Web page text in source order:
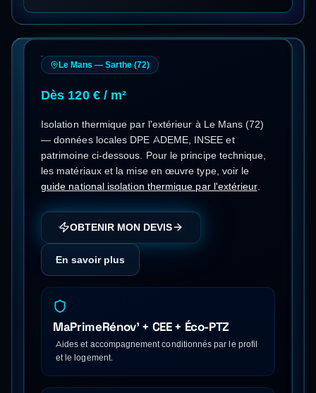
Le Mans — Sarthe (72)
Dès 120 € / m²
Isolation thermique par l'extérieur à Le Mans (72)
— données locales DPE ADEME, INSEE et
patrimoine ci-dessous. Pour le principe technique,
les matériaux et la mise en œuvre type, voir le
guide national isolation thermique par l'extérieur.
OBTENIR MON DEVIS
En savoir plus
MaPrimeRénov' + CEE + Éco-PTZ
Aides et accompagnement conditionnés par le profil
et le logement.